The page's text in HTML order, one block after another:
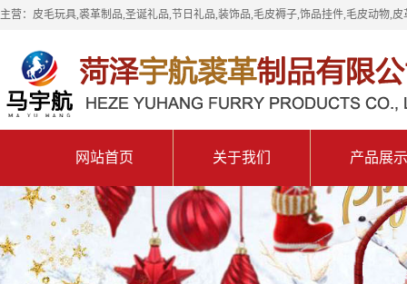
主营：皮毛玩具,裘革制品,圣诞礼品,节日礼品,装饰品,毛皮褥子,饰品挂件,毛皮动物,
网站首页 关于我们 产品展示